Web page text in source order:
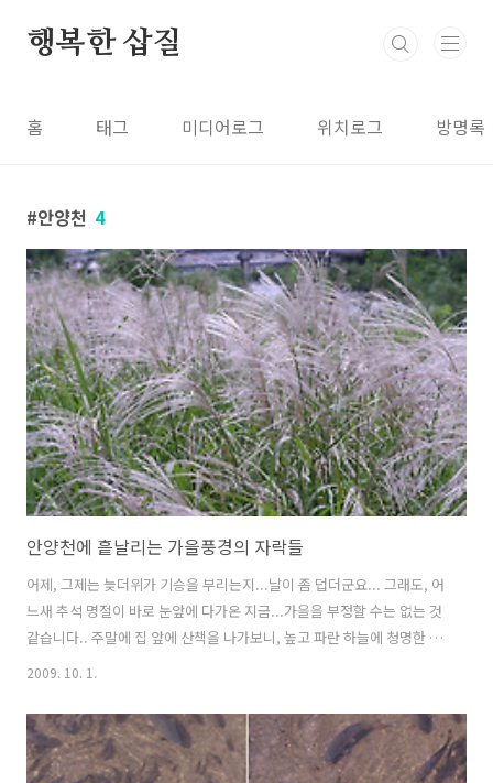
행복한 삽질
홈 태그 미디어로그 위치로그 방명록
안양천 4
안양천에 흩날리는 가을풍경의 자락들
어제, 그제는 늦더위가 기승을 부리는지...날이 좀 덥더군요... 그래도, 어
느새 추석 명절이 바로 눈앞에 다가온 지금...가을을 부정할 수는 없는 것
같습니다.. 주말에 집 앞에 산책을 나가보니, 높고 파란 하늘에 청명한 날
씨를 지닌 채, 온 세상을 아름답게 만드는 가을이란 넘은... 어느새 저희
(?) 한마리가 유유자적 여유를 즐기고 있군요.... (줌을 최대로 했는데도,
크게 담지 못했네요...ㅋ~) 가끔 청둥(?)오리들도 보이는데, 이날은 눈에
띄질 않습니다... 억새도 가을 바람에 그 물결이 출렁이고 있습니다.. 이
2009. 10. 1.